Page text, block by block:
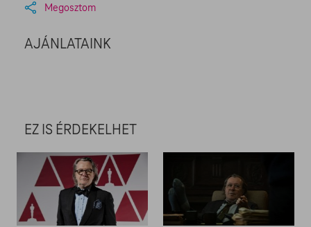
Megosztom
AJÁNLATAINK
EZ IS ÉRDEKELHET